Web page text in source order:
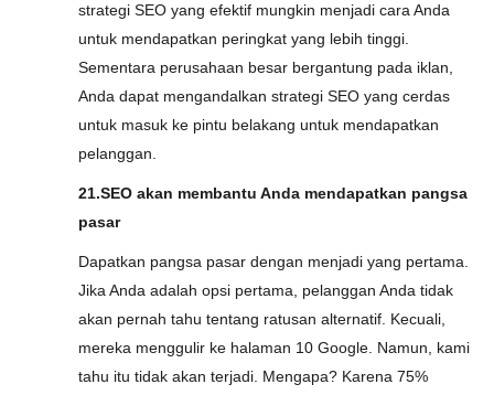
strategi SEO yang efektif mungkin menjadi cara Anda
untuk mendapatkan peringkat yang lebih tinggi.
Sementara perusahaan besar bergantung pada iklan,
Anda dapat mengandalkan strategi SEO yang cerdas
untuk masuk ke pintu belakang untuk mendapatkan
pelanggan.
21.SEO akan membantu Anda mendapatkan pangsa
pasar
Dapatkan pangsa pasar dengan menjadi yang pertama.
Jika Anda adalah opsi pertama, pelanggan Anda tidak
akan pernah tahu tentang ratusan alternatif. Kecuali,
mereka menggulir ke halaman 10 Google. Namun, kami
tahu itu tidak akan terjadi. Mengapa? Karena 75%